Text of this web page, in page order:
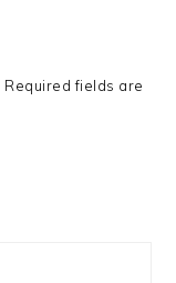
Required fields are